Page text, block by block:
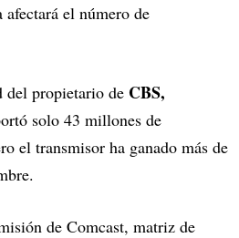
el número de
del propietario de CBS,
solo 43 millones de
el transmisor ha ganado más de
de Comcast, matriz de